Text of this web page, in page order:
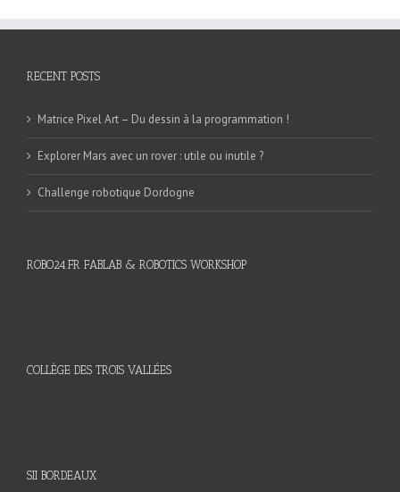
RECENT POSTS
Matrice Pixel Art – Du dessin à la programmation !
Explorer Mars avec un rover : utile ou inutile ?
Challenge robotique Dordogne
ROBO24.FR FABLAB & ROBOTICS WORKSHOP
COLLÈGE DES TROIS VALLÉES
SII BORDEAUX